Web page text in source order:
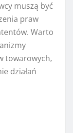
muszą być
praw
Warto
towarowych,
działań